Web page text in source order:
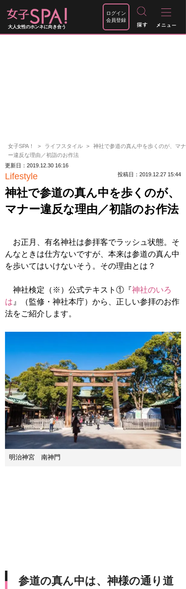
大人女性のホンネに向き合う
ログイン
会員登録
女子SPA！ ライフスタイル
神社で参道の真ん中を歩くのが、マナ
ー違反な理由／初詣のお作法
更新日：2019.12.30 16:16
Lifestyle 投稿日：2019.12.27 15:44
神社で参道の真ん中を歩くのが、
マナー違反な理由／初詣のお作法
お正月、有名神社は参拝客でラッシュ状態。そ
んなときは仕方ないですが、本来は参道の真ん中
を歩いてはいけないそう。その理由とは？
神社検定（※）公式テキスト①『神社のいろ
は 』（監修・神社本庁）から、正しい参拝のお作
法をご紹介します。
明治神宮 南神門
参道の真ん中は、神様の通り道